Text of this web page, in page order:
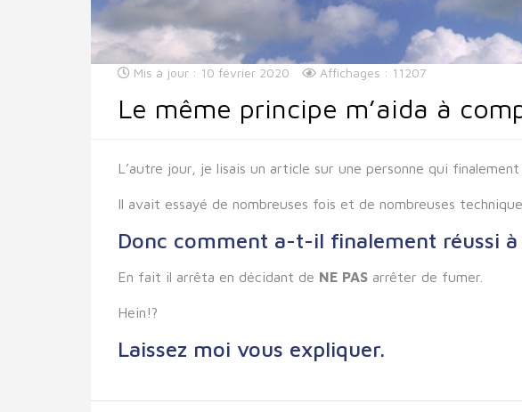
Mis à jour : 10 février 2020 Affichages : 11207
Le même principe m’aida à
L’autre jour, je lisais un article sur une personne qui
Il avait essayé de nombreuses fois et de nombreuses
Donc comment a-t-il finalement réussi
En fait il arrêta en décidant de NE PAS arrêter de fumer.
Hein!?
Laissez moi vous expliquer.